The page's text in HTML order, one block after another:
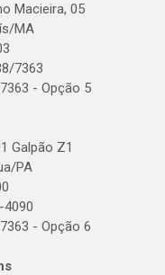
Macieira, 05
MA
7363
- Opção 5
Galpão Z1
PA
4090
- Opção 6